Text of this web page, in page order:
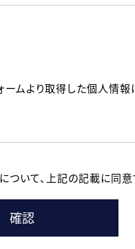
ムより取得した個人情
いたします。
します。
ついて、 上記の記載に同意